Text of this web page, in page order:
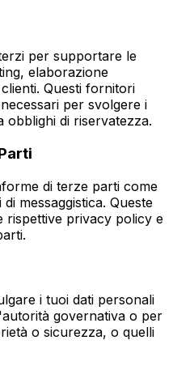
per supportare le
elaborazione
Questi fornitori
per svolgere i
obblighi di riservatezza.
di terze parti come
messaggistica. Queste
rispettive privacy policy e
i tuoi dati personali
governativa o per
o sicurezza, o quelli